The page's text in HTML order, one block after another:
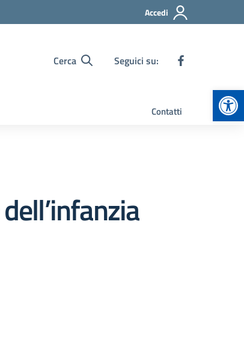
Accedi
Cerca Seguici su:
Contatti